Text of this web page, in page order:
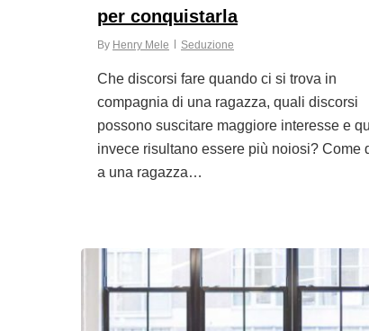
per conquistarla
By Henry Mele Seduzione
Che discorsi fare quando ci si trova in
compagnia di una ragazza, quali discorsi
possono suscitare maggiore interesse e
invece risultano essere più noiosi? Come
a una ragazza…